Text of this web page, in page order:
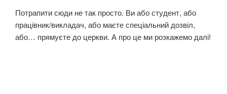
Потрапити сюди не так просто. Ви або студент, або
працівник/викладач, або маєте спеціальний дозвіл,
або… прямуєте до церкви. А про це ми розкажемо далі!